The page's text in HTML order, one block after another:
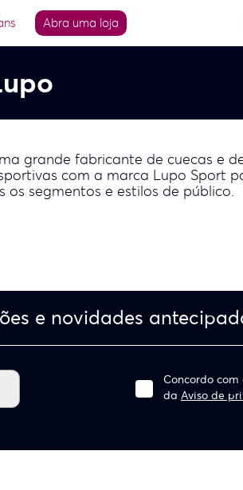
Abra uma loja
grande fabricante de cuecas e
com a marca Lupo Sport
segmentos e estilos de público.
e novidades
Concordo com
da Aviso de